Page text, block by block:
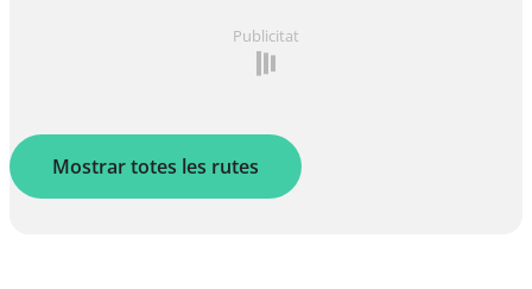
Publicitat
Mostrar totes les rutes